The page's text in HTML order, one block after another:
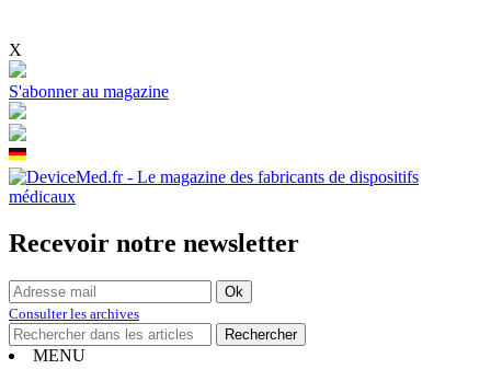
X
S'abonner au magazine
Recevoir notre newsletter
Consulter les archives
MENU